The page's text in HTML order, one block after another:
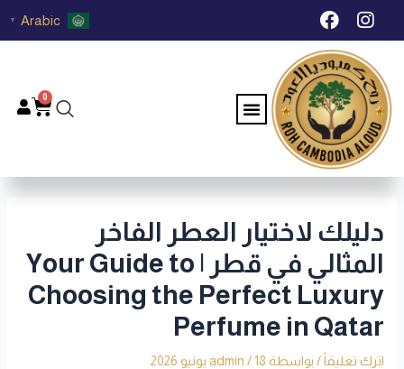
تخطي I
n
s
t
a
g
r
a
m
F
a
c
e
b
o
o
k
Arabic
▼
Menu
0
دليلك لاختيار العطر الفاخر
المثالي في قطر | Your Guide to
Choosing the Perfect Luxury
Perfume in Qatar
اترك تعليقاً / بواسطة admin /18 يونيو 2026
Post
navigation